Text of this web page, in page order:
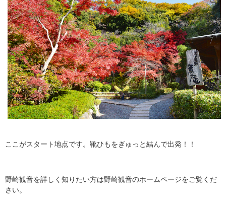
ここがスタート地点です。靴ひもをぎゅっと結んで出発！！
野崎観音を詳しく知りたい方は野崎観音のホームページをご覧くだ
さい。